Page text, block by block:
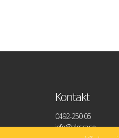
Kontakt
0492-250 05
info@alotra.se